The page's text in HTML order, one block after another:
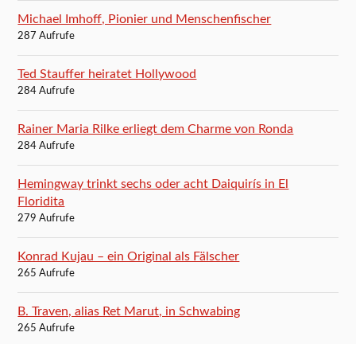
Michael Imhoff, Pionier und Menschenfischer
287 Aufrufe
Ted Stauffer heiratet Hollywood
284 Aufrufe
Rainer Maria Rilke erliegt dem Charme von Ronda
284 Aufrufe
Hemingway trinkt sechs oder acht Daiquirís in El
Floridita
279 Aufrufe
Konrad Kujau – ein Original als Fälscher
265 Aufrufe
B. Traven, alias Ret Marut, in Schwabing
265 Aufrufe